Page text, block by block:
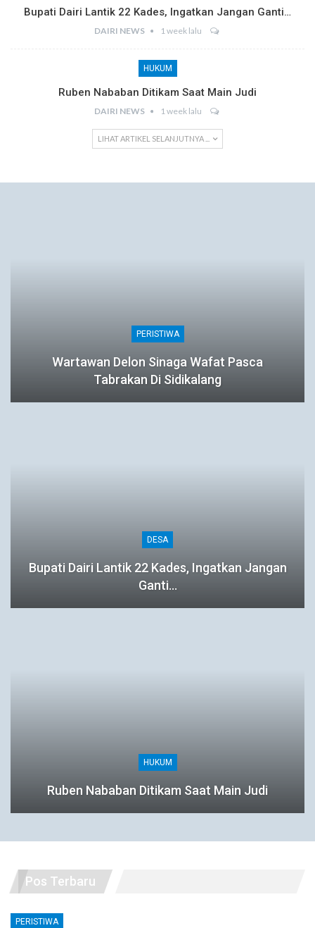
Bupati Dairi Lantik 22 Kades, Ingatkan Jangan Ganti…
DAIRI NEWS 1 week lalu
HUKUM
Ruben Nababan Ditikam Saat Main Judi
DAIRI NEWS 1 week lalu
LIHAT ARTIKEL SELANJUTNYA ...
PERISTIWA
Wartawan Delon Sinaga Wafat Pasca
Tabrakan Di Sidikalang
DESA
Bupati Dairi Lantik 22 Kades, Ingatkan Jangan
Ganti…
HUKUM
Ruben Nababan Ditikam Saat Main Judi
Pos Terbaru
PERISTIWA